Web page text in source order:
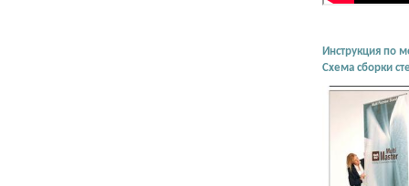
Инструкция по
Схема сборки